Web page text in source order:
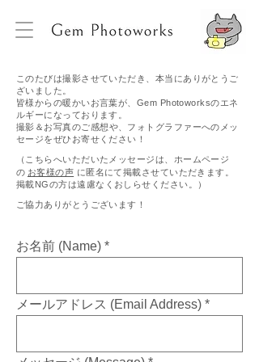
このたびは撮影させていただき、本当にありがとうご
ざいました。
皆様からの暖かいお言葉が、Gem Photoworksのエネ
ルギーになっております。
撮影＆ お写真のご感想や、フォトグラファーへのメッ
セージをぜひお寄せください！
（こちらへいただいたメッセージは、ホームページ
の お客様の声 に匿名にて掲載させていただきます。
掲載NGの方は遠慮なくおしらせください。）
ご協力ありがとうございます！
お名前 (Name)
メールアドレス (Email Address)